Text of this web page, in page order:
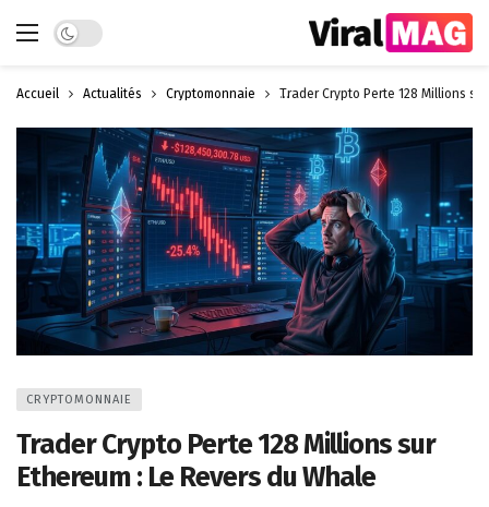
Dark mode
Accueil Actualités Cryptomonnaie Trader Crypto Perte 128 Millions
CRYPTOMONNAIE
Trader Crypto Perte 128 Millions sur
Ethereum : Le Revers du Whale